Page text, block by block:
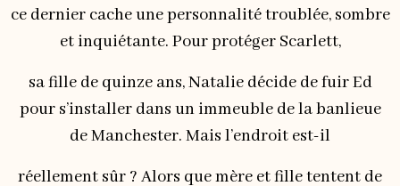
ce dernier cache une personnalité troublée, sombre
et inquiétante. Pour protéger Scarlett,
sa fille de quinze ans, Natalie décide de fuir Ed
pour s’installer dans un immeuble de la banlieue
de Manchester. Mais l’endroit est-il
réellement sûr ? Alors que mère et fille tentent de